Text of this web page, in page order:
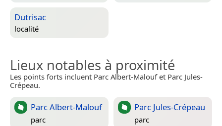
Dutrisac
localité
Lieux notables à proximité
Les points forts incluent Parc Albert-Malouf et Parc Jules-
Crépeau.
Parc Albert-Malouf
parc
Parc Jules-Crépeau
parc